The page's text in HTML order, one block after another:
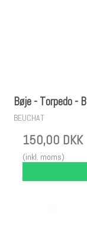
Bøje - Torpedo -
BEUCHAT
150,00 DKK
(inkl. moms)